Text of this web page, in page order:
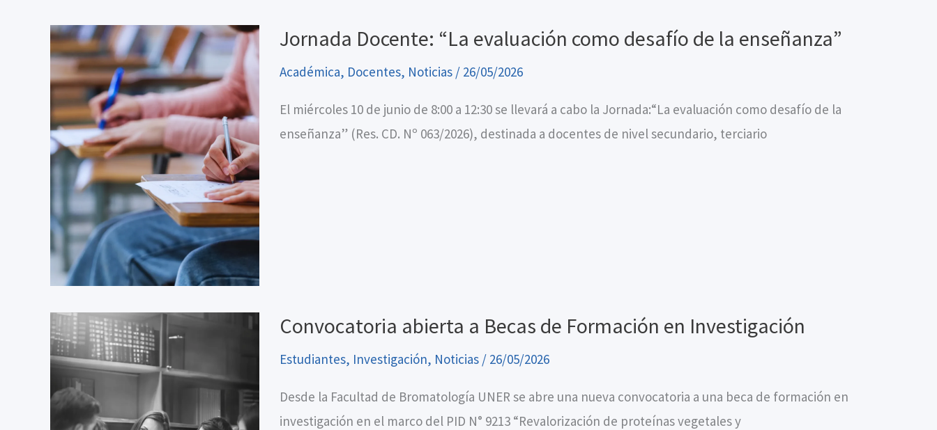
Jornada Docente: “La evaluación como desafío de la enseñanza”
Académica, Docentes, Noticias/ 26/05/2026
El miércoles 10 de junio de 8:00 a 12:30 se llevará a cabo la Jornada:“La evaluación como desafío de la
enseñanza” (Res. CD. Nº 063/2026), destinada a docentes de nivel secundario, terciario
Convocatoria abierta a Becas de Formación en Investigación
Estudiantes, Investigación, Noticias/ 26/05/2026
Desde la Facultad de Bromatología UNER se abre una nueva convocatoria a una beca de formación en
investigación en el marco del PID N° 9213 “Revalorización de proteínas vegetales y